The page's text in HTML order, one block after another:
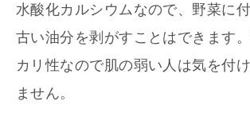
水酸化カルシウムなので、野菜に
古い油分を剥がすことはできます
カリ性なので肌の弱い人は気を付
ません。